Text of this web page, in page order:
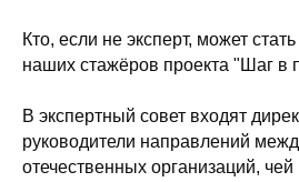
Кто, если не эксперт, может
наших стажёров проекта "Шаг в
В экспертный совет входят
руководители направлений
отечественных организаций,